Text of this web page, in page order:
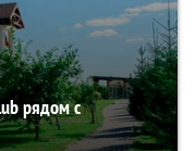
рядом с